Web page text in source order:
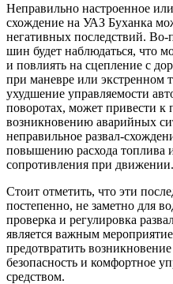
Неправильно настроенное
схождение на УАЗ Буханка
негативных последствий.
шин будет наблюдаться, что
и повлиять на сцепление с
при маневре или экстренном
ухудшение управляемости
поворотах, может привести к
возникновению аварийных
неправильное развал-
повышению расхода топлива
сопротивления при движении.
Стоит отметить, что эти
постепенно, не заметно для
проверка и регулировка
является важным
предотвратить
безопасность и комфортное
средством.